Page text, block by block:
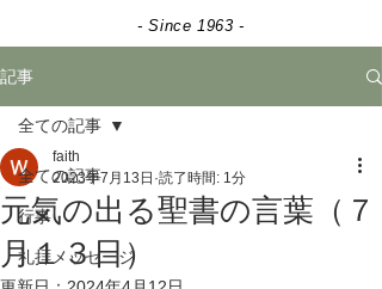
- Since 1963 -
記事
全ての記事
行事
礼拝メッセージ
全ての記事
元気の出る聖書の言葉（７
月１３日）
faith
2023年7月13日 読了時間: 1分